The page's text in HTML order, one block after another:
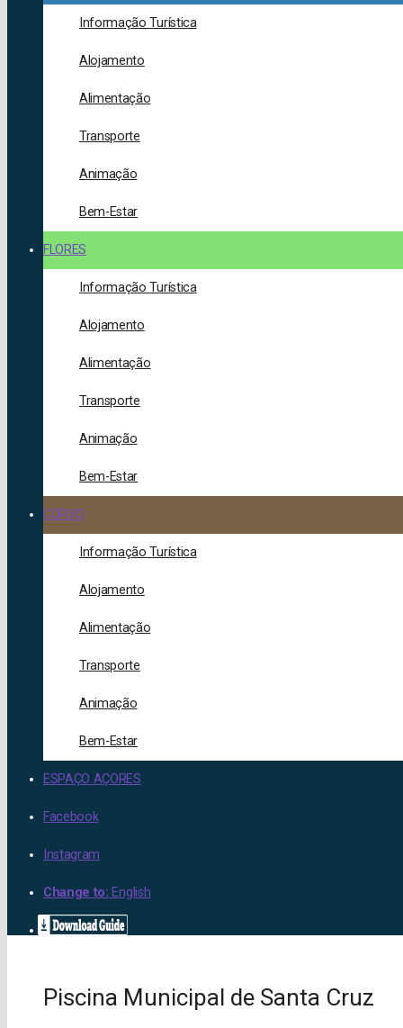
Informação Turística
Alojamento
Alimentação
Transporte
Animação
Bem-Estar
FLORES
Informação Turística
Alojamento
Alimentação
Transporte
Animação
Bem-Estar
CORVO
Informação Turística
Alojamento
Alimentação
Transporte
Animação
Bem-Estar
ESPAÇO AÇORES
Facebook
Instagram
Change to: English
Piscina Municipal de Santa Cruz